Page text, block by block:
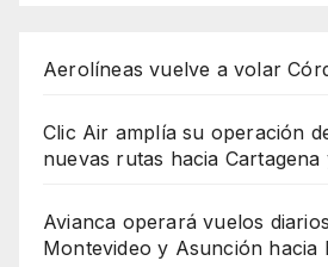
Aerolíneas vuelve a volar
Clic Air amplía su operación
nuevas rutas hacia Cartagena
Avianca operará vuelos
Montevideo y Asunción hacia